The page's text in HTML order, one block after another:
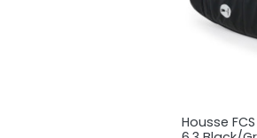

Housse